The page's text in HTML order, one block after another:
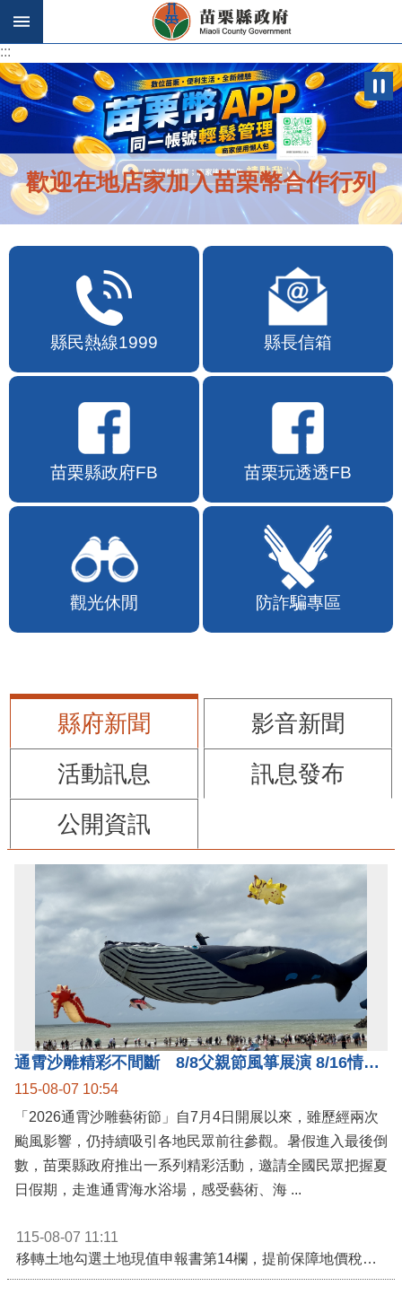
跳到主要內容區塊
:::
:::
歡迎在地店家加入苗栗幣合作行列
縣民熱線1999 縣長信箱
苗栗縣政府FB 苗栗玩透透FB
觀光休閒 防詐騙專區
縣府新聞
影音新聞
活動訊息
訊息發布
公開資訊
通霄沙雕精彩不間斷 8/8父親節風箏展演 8/16情人節66對浪漫挑戰送好禮
115-08-07 10:54
「2026通霄沙雕藝術節」自7月4日開展以來，雖歷經兩次
颱風影響，仍持續吸引各地民眾前往參觀。暑假進入最後倒
數，苗栗縣政府推出一系列精彩活動，邀請全國民眾把握夏
日假期，走進通霄海水浴場，感受藝術、海 ...
115-08-07 11:11
移轉土地勾選土地現值申報書第14欄，提前保障地價稅節稅權益